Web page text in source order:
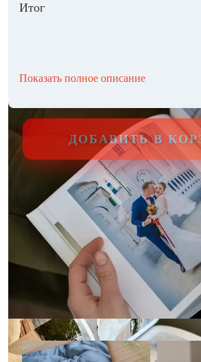
Итог
Показать полное описание
ДОБАВИТЬ В
Другие стили